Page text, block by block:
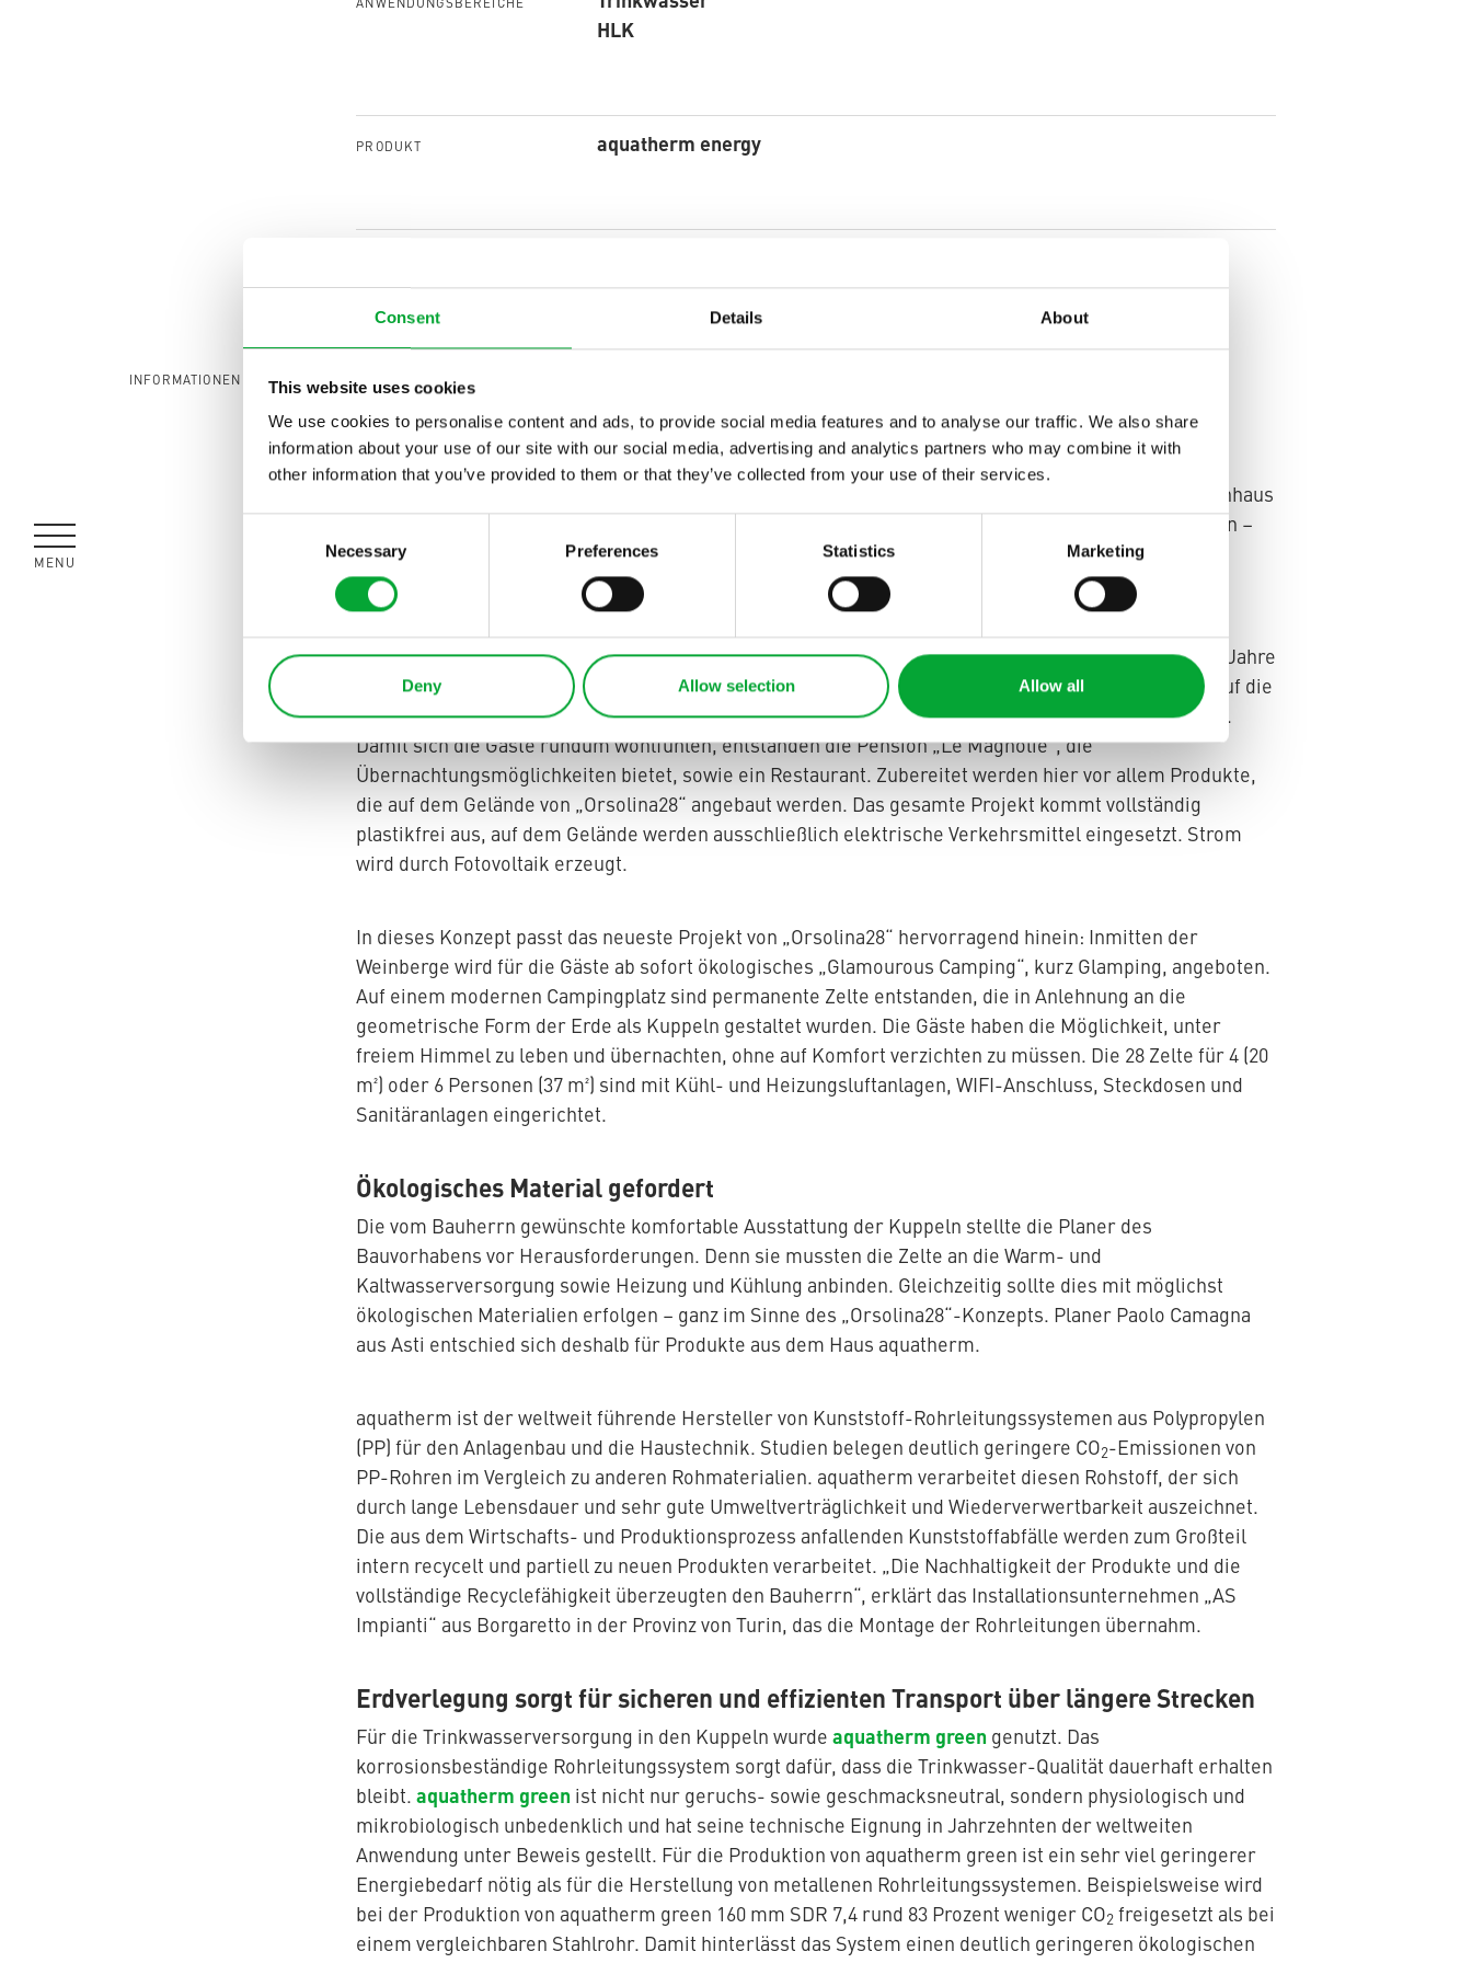
Consent Details About
This website uses cookies
We use cookies to personalise content and ads, to provide social media features and to analyse our traffic. We also share
information about your use of our site with our social media, advertising and analytics partners who may combine it with
other information that you’ve provided to them or that they’ve collected from your use of their services.
Necessary Preferences Statistics Marketing
Deny Allow selection Allow all
MENÜ
SCHLIESSEN
HLK
PRODUKT aquatherm energy
INFORMATIONEN
aquatherm Rohrleitungen versorgen Zelt-Kuppeln mit
Trinkwasser, Heizung und Kühlung– Orsolina28 ist ein Ort, der
der Kunst gewidmet ist.
Das Tanzsportzentrum in Moncalvo in der italienischen Region Piemont wurde 2016 in einem Bauernhaus
aus dem 18. Jahrhundert gegründet. Dieses beherbergte einst das Kloster der Orsoline-Schwestern –
daher der Name Orsolina. Das Gebiet ist als UNESCO-Weltkulturerbe ausgezeichnet und die
Verbundenheit mit der Natur ist an diesem Ort überall spürbar.
Zahlreiche Studenten, Choreographen, Kompanien und internationale Künstler haben im Laufe der Jahre
im Tanzsportzentrum trainiert und Workshops abgehalten. Die Tanz-Studios erlauben einen Blick auf die
Hügel der Region Monferrato, die Open-Air-Bühne bietet einen Panoramablick auf das gesamte Tal.
Damit sich die Gäste rundum wohlfühlen, entstanden die Pension „Le Magnolie“, die
Übernachtungsmöglichkeiten bietet, sowie ein Restaurant. Zubereitet werden hier vor allem Produkte,
die auf dem Gelände von „Orsolina28“ angebaut werden. Das gesamte Projekt kommt vollständig
plastikfrei aus, auf dem Gelände werden ausschließlich elektrische Verkehrsmittel eingesetzt. Strom
wird durch Fotovoltaik erzeugt.
In dieses Konzept passt das neueste Projekt von „Orsolina28“ hervorragend hinein: Inmitten der
Weinberge wird für die Gäste ab sofort ökologisches „Glamourous Camping“, kurz Glamping, angeboten.
Auf einem modernen Campingplatz sind permanente Zelte entstanden, die in Anlehnung an die
geometrische Form der Erde als Kuppeln gestaltet wurden. Die Gäste haben die Möglichkeit, unter
freiem Himmel zu leben und übernachten, ohne auf Komfort verzichten zu müssen. Die 28 Zelte für 4 (20
m²) oder 6 Personen (37 m²) sind mit Kühl- und Heizungsluftanlagen, WIFI-Anschluss, Steckdosen und
Sanitäranlagen eingerichtet.
Ökologisches Material gefordert
Die vom Bauherrn gewünschte komfortable Ausstattung der Kuppeln stellte die Planer des
Bauvorhabens vor Herausforderungen. Denn sie mussten die Zelte an die Warm- und
Kaltwasserversorgung sowie Heizung und Kühlung anbinden. Gleichzeitig sollte dies mit möglichst
ökologischen Materialien erfolgen – ganz im Sinne des „Orsolina28“-Konzepts. Planer Paolo Camagna
aus Asti entschied sich deshalb für Produkte aus dem Haus aquatherm.
aquatherm ist der weltweit führende Hersteller von Kunststoff-Rohrleitungssystemen aus Polypropylen
(PP) für den Anlagenbau und die Haustechnik. Studien belegen deutlich geringere CO2-Emissionen von
PP-Rohren im Vergleich zu anderen Rohmaterialien. aquatherm verarbeitet diesen Rohstoff, der sich
durch lange Lebensdauer und sehr gute Umweltverträglichkeit und Wiederverwertbarkeit auszeichnet.
Die aus dem Wirtschafts- und Produktionsprozess anfallenden Kunststoffabfälle werden zum Großteil
intern recycelt und partiell zu neuen Produkten verarbeitet. „Die Nachhaltigkeit der Produkte und die
vollständige Recyclefähigkeit überzeugten den Bauherrn“, erklärt das Installationsunternehmen „AS
Impianti“ aus Borgaretto in der Provinz von Turin, das die Montage der Rohrleitungen übernahm.
Erdverlegung sorgt für sicheren und effizienten Transport über längere Strecken
Für die Trinkwasserversorgung in den Kuppeln wurdeaquatherm green genutzt. Das
korrosionsbeständige Rohrleitungssystem sorgt dafür, dass die Trinkwasser-Qualität dauerhaft erhalten
bleibt.aquatherm green ist nicht nur geruchs- sowie geschmacksneutral, sondern physiologisch und
mikrobiologisch unbedenklich und hat seine technische Eignung in Jahrzehnten der weltweiten
Anwendung unter Beweis gestellt. Für die Produktion von aquatherm green ist ein sehr viel geringerer
Energiebedarf nötig als für die Herstellung von metallenen Rohrleitungssystemen. Beispielsweise wird
bei der Produktion von aquatherm green 160 mm SDR 7,4 rund 83 Prozent weniger CO2 freigesetzt als bei
einem vergleichbaren Stahlrohr. Damit hinterlässt das System einen deutlich geringeren ökologischen